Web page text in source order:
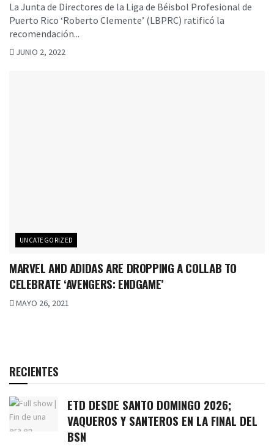
La Junta de Directores de la Liga de Béisbol Profesional de
Puerto Rico ‘Roberto Clemente’ (LBPRC) ratificó la
recomendación...
JUNIO 2, 2022
UNCATEGORIZED
MARVEL AND ADIDAS ARE DROPPING A COLLAB TO
CELEBRATE ‘AVENGERS: ENDGAME’
MAYO 26, 2021
RECIENTES
ETD DESDE SANTO DOMINGO 2026;
VAQUEROS Y SANTEROS EN LA FINAL DEL
BSN